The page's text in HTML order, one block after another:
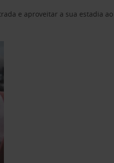
e aproveitar a sua estadia